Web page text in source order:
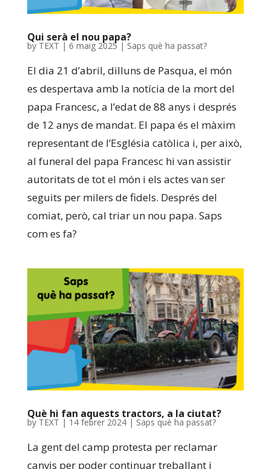
Qui serà el nou papa?
by TEXT | 6 maig 2025 | Saps què ha passat?
El dia 21 d’abril, dilluns de Pasqua, el món
es despertava amb la notícia de la mort del
papa Francesc, a l’edat de 88 anys i després
de 12 anys de mandat. El papa és el màxim
representant de l’Església catòlica i, per això,
al funeral del papa Francesc hi van assistir
autoritats de tot el món i els actes van ser
seguits per milers de fidels. Després del
comiat, però, cal triar un nou papa. Saps
com es fa?
Què hi fan aquests tractors, a la ciutat?
by TEXT | 14 febrer 2024| Saps què ha passat?
La gent del camp protesta per reclamar
canvis per poder continuar treballant i